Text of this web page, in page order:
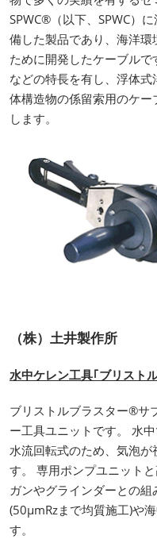
SPWC®（以下、SPWC）
備した製品であり、海洋環
ために開発したケーブル
などの特長を有し、浮体
体構造物の係留索用のケ
します。
（株）土井製作所
水中ケレン工具｢ブリスト
ブリストルブラスター®サ
ー工具ユニットです。 水
水流回転式のため、気泡
す。 専用ポンプユニット
ガンやグラインダーとの
(50µmRzまで均質施工)や
す。